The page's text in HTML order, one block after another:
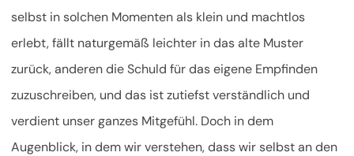
selbst in solchen Momenten als klein und machtlos
erlebt, fällt naturgemäß leichter in das alte Muster
zurück, anderen die Schuld für das eigene Empfinden
zuzuschreiben, und das ist zutiefst verständlich und
verdient unser ganzes Mitgefühl. Doch in dem
Augenblick, in dem wir verstehen, dass wir selbst an den